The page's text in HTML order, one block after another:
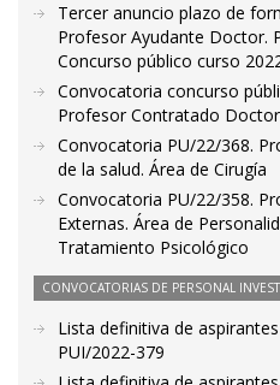
Tercer anuncio plazo de
Profesor Ayudante Doctor.
Concurso público curso
Convocatoria concurso
Profesor Contratado
Convocatoria PU/22/368.
de la salud. Área de Cirugía
Convocatoria PU/22/358.
Externas. Área de
Tratamiento Psicológico
CONVOCATORIAS DE PERSONAL
Lista definitiva de
PUI/2022-379